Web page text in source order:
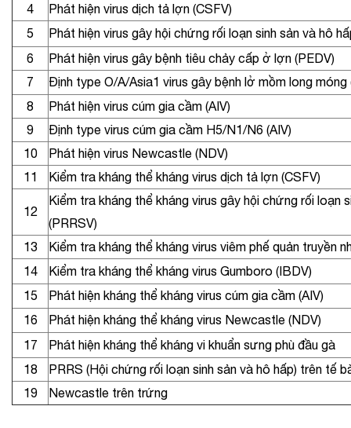
4
Phát hiện virus dịch tả lợn (CSFV)
5
Phát hiện virus gây hội chứng rối loạn sinh sản và hô
6
Phát hiện virus gây bệnh tiêu chảy cấp ở lợn (PEDV)
7
Định type O/A/Asia1 virus gây bệnh lở mồm long móng
8
Phát hiện virus cúm gia cầm (AIV)
9
Định type virus cúm gia cầm H5/N1/N6 (AIV)
10
Phát hiện virus Newcastle (NDV)
11
Kiểm tra kháng thể kháng virus dịch tả lợn (CSFV)
12
Kiểm tra kháng thể kháng virus gây hội chứng rối loạn
(PRRSV)
13
Kiểm tra kháng thể kháng virus viêm phế quản truyền
14
Kiểm tra kháng thể kháng virus Gumboro (IBDV)
15
Phát hiện kháng thể kháng virus cúm gia cầm (AIV)
16
Phát hiện kháng thể kháng virus Newcastle (NDV)
17
Phát hiện kháng thể kháng vi khuẩn sưng phù đầu gà
18
PRRS (Hội chứng rối loạn sinh sản và hô hấp) trên tế
19
Newcastle trên trứng